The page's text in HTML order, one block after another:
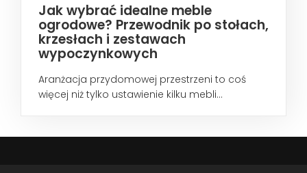
Jak wybrać idealne meble
ogrodowe? Przewodnik po stołach,
krzesłach i zestawach
wypoczynkowych
Aranżacja przydomowej przestrzeni to coś
więcej niż tylko ustawienie kilku mebli...